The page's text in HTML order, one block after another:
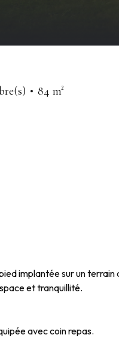
84 m²
implantée sur un terrain
et tranquillité.
avec coin repas.